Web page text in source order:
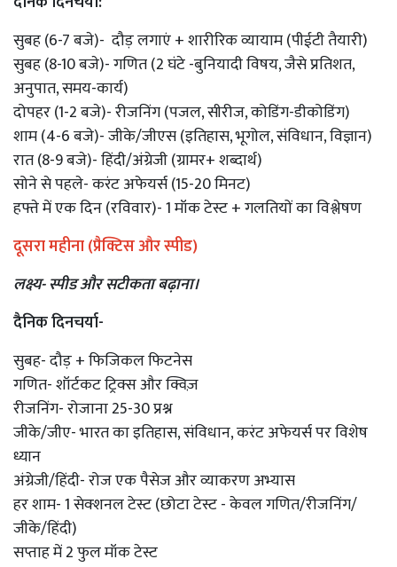
सुबह (6-7 बजे)- दौड़ लगाएं + शारीरिक व्यायाम (पीईटी तैयारी)
सुबह (8-10 बजे)- गणित (2 घंटे -बुनियादी विषय, जैसे प्रतिशत,
अनुपात, समय-कार्य)
दोपहर (1-2 बजे)- रीजनिंग (पजल, सीरीज, कोडिंग-डीकोडिंग)
शाम (4-6 बजे)- जीके/जीएस (इतिहास, भूगोल, संविधान, विज्ञान)
रात (8-9 बजे)- हिंदी/अंग्रेजी (ग्रामर+ शब्दार्थ)
सोने से पहले- करंट अफेयर्स (15-20 मिनट)
हफ्ते में एक दिन (रविवार)- 1 मॉक टेस्ट + गलतियों का विश्लेषण
दूसरा महीना (प्रैक्टिस और स्पीड)
लक्ष्य- स्पीड और सटीकता बढ़ाना।
दैनिक दिनचर्या-
सुबह- दौड़ + फिजिकल फिटनेस
गणित- शॉर्टकट ट्रिक्स और क्विज़
रीजनिंग- रोजाना 25-30 प्रश्न
जीके/जीए- भारत का इतिहास, संविधान, करंट अफेयर्स पर विशेष
ध्यान
अंग्रेजी/हिंदी- रोज एक पैसेज और व्याकरण अभ्यास
हर शाम- 1 सेक्शनल टेस्ट (छोटा टेस्ट - केवल गणित/रीजनिंग/
जीके/हिंदी)
सप्ताह में 2 फुल मॉक टेस्ट